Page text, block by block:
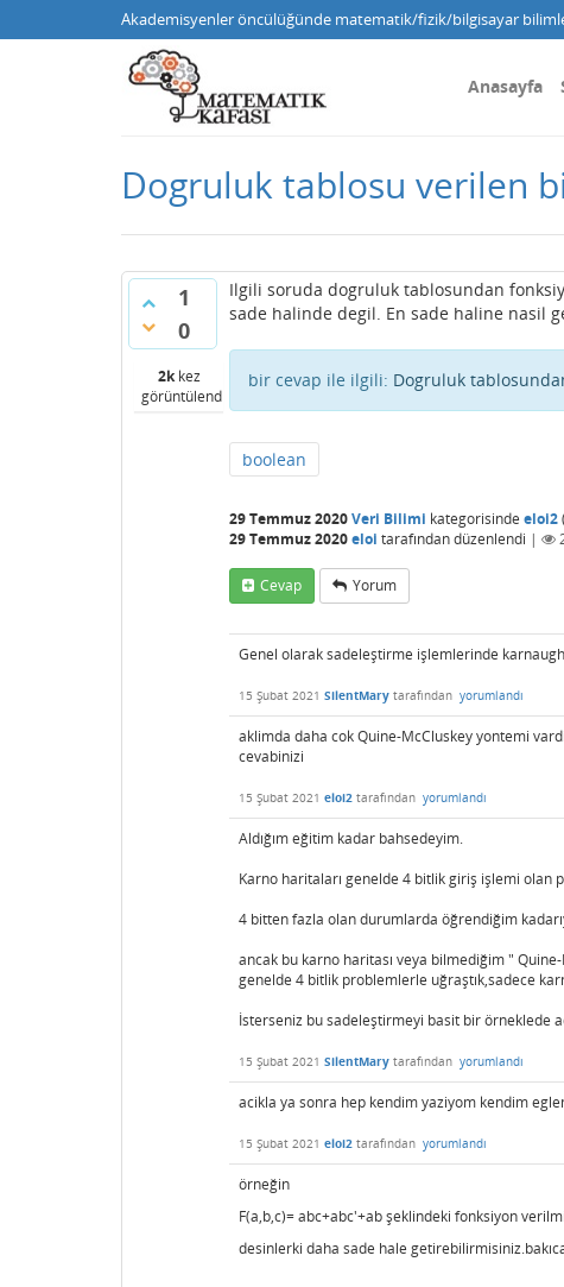
Akademisyenler öncülüğünde matematik/fizik/bilgisayar
Anasayfa
Dogruluk tablosu verilen
1
0
2kkez
görüntülendi
Ilgili soruda dogruluk tablosundan
sade halinde degil. En sade haline nasil
bir cevap ile ilgili: Dogruluk
boolean
29 Temmuz 2020Veri Bilimi kategorisinde eloi2(
29 Temmuz 2020eloi tarafındandüzenlendi |
Cevap Yorum
Genel olarak sadeleştirme işlemlerinde karnaugh
15 Şubat 2021 SilentMary tarafından yorumlandı
aklimda daha cok Quine-McCluskey yontemi
cevabinizi
15 Şubat 2021 eloi2 tarafından yorumlandı
Aldığım eğitim kadar bahsedeyim.
Karno haritaları genelde 4 bitlik giriş işlemi olan
4 bitten fazla olan durumlarda öğrendiğim
ancak bu karno haritası veya bilmediğim "
genelde 4 bitlik problemlerle uğraştık,sadece
İsterseniz bu sadeleştirmeyi basit bir örneklede
15 Şubat 2021 SilentMary tarafından yorumlandı
acikla ya sonra hep kendim yaziyom kendim
15 Şubat 2021 eloi2 tarafından yorumlandı
örneğin
F(a,b,c)= abc+abc'+ab şeklindeki fonksiyon
desinlerki daha sade hale